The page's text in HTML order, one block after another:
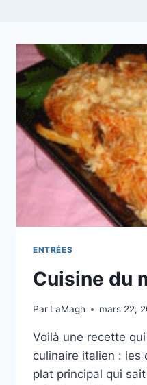
ENTRÉES
Cuisine du
Par LaMagh mars 22,
Voilà une recette qui
culinaire italien : les
plat principal qui